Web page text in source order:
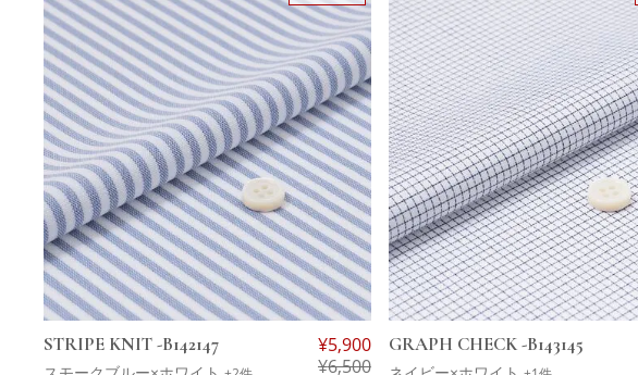
STRIPE KNIT -B142147 ¥5,900
¥6,500
GRAPH CHECK -B143145